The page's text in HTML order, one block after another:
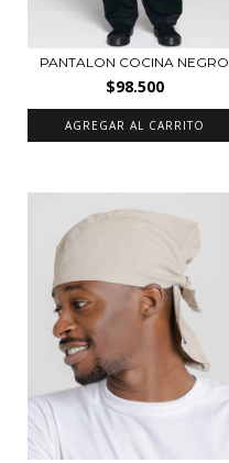
PANTALON COCINA NEGRO
$98.500
AGREGAR AL CARRITO